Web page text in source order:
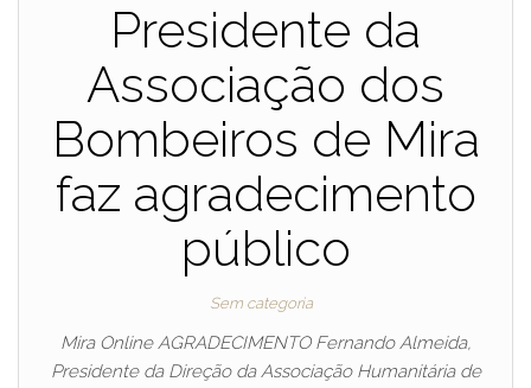
Presidente da
Associação dos
Bombeiros de Mira
faz agradecimento
público
Sem categoria
Mira Online AGRADECIMENTO Fernando Almeida,
Presidente da Direção da Associação Humanitária de